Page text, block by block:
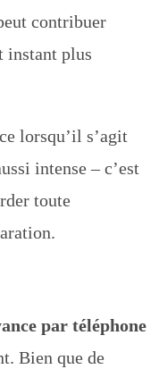
contribuer
instant plus
lorsqu’il s’agit
intense – c’est
toute
par téléphone
Bien que de